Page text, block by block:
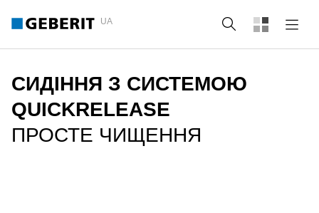
UA Пошук
СИДІННЯ З СИСТЕМОЮ
QUICKRELEASE
ПРОСТЕ ЧИЩЕННЯ